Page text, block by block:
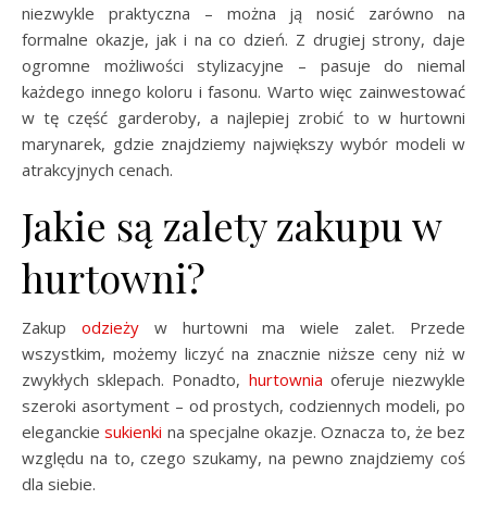
niezwykle praktyczna – można ją nosić zarówno na
formalne okazje, jak i na co dzień. Z drugiej strony, daje
ogromne możliwości stylizacyjne – pasuje do niemal
każdego innego koloru i fasonu. Warto więc zainwestować
w tę część garderoby, a najlepiej zrobić to w hurtowni
marynarek, gdzie znajdziemy największy wybór modeli w
atrakcyjnych cenach.
Jakie są zalety zakupu w
hurtowni?
Zakup odzieżyw hurtowni ma wiele zalet. Przede
wszystkim, możemy liczyć na znacznie niższe ceny niż w
zwykłych sklepach. Ponadto, hurtownia oferuje niezwykle
szeroki asortyment – od prostych, codziennych modeli, po
eleganckiesukienki na specjalne okazje. Oznacza to, że bez
względu na to, czego szukamy, na pewno znajdziemy coś
dla siebie.